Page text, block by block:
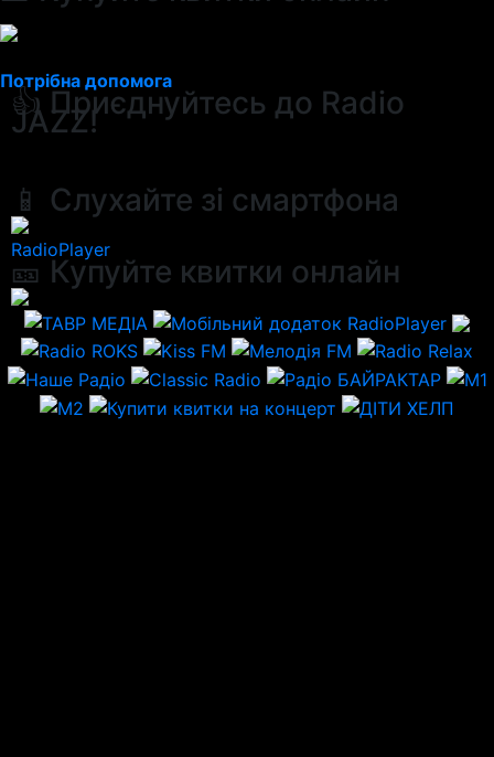
Потрібна допомога
👍 Приєднуйтесь до Radio
JAZZ!
📱 Слухайте зі смартфона
RadioPlayer
🎫 Купуйте квитки онлайн